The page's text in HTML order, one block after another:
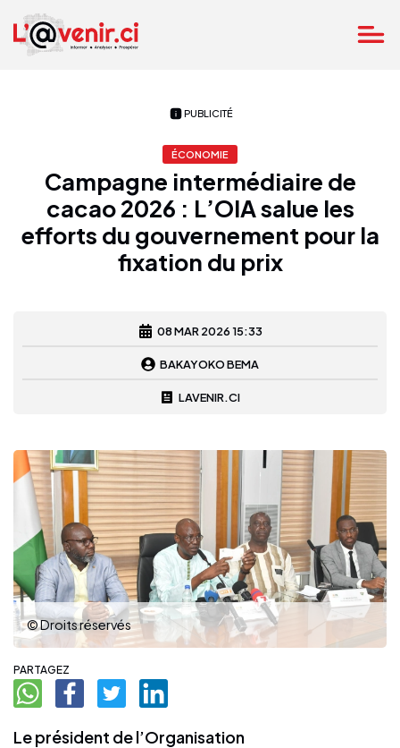
PUBLICITÉ
ÉCONOMIE
Campagne intermédiaire de
cacao 2026 : L’OIA salue les
efforts du gouvernement pour la
fixation du prix
08 MAR 2026 15:33
BAKAYOKO BEMA
LAVENIR.CI
© Droits réservés
PARTAGEZ
Le président de l’Organisation